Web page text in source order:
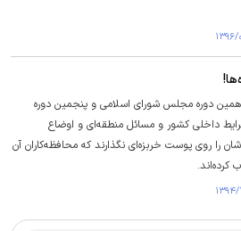
دوره مجلس شورای اسلامی و پنجمین دوره
داخلی کشور و مسائل منطقه‌ای و اوضاع
را روی پوست خربزه‌ای نگذارند که محافظه‌کاران آن
کرده‌اند.